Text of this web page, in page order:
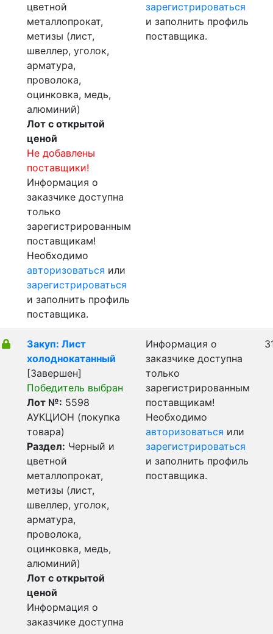
цветной
металлопрокат,
метизы (лист,
швеллер, уголок,
арматура,
проволока,
оцинковка, медь,
алюминий)
Лот с открытой
ценой
Не добавлены
поставщики!
Информация о
заказчике доступна
только
зарегистрированным
поставщикам!
Необходимо
авторизоваться или
зарегистрироваться
и заполнить профиль
поставщика.
зарегистрироваться
и заполнить профиль
поставщика.
Закуп: Лист
холоднокатанный
[Завершен]
Победитель выбран
Лот №: 5598
АУКЦИОН (покупка
товара)
Раздел: Черный и
цветной
металлопрокат,
метизы (лист,
швеллер, уголок,
арматура,
проволока,
оцинковка, медь,
алюминий)
Лот с открытой
ценой
Информация о
заказчике доступна
Информация о
заказчике доступна
только
зарегистрированным
поставщикам!
Необходимо
авторизоваться или
зарегистрироваться
и заполнить профиль
поставщика.